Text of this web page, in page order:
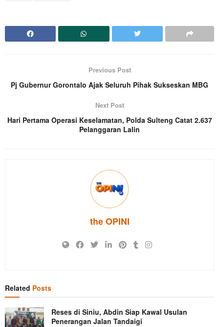
Previous Post
Pj Gubernur Gorontalo Ajak Seluruh Pihak Sukseskan MBG
Next Post
Hari Pertama Operasi Keselamatan, Polda Sulteng Catat 2.637
Pelanggaran Lalin
the OPINI
Related Posts
Reses di Siniu, Abdin Siap Kawal Usulan
Penerangan Jalan Tandaigi